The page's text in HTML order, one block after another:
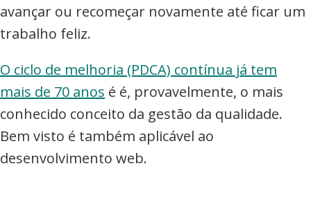
avançar ou recomeçar novamente até ficar um
trabalho feliz.
O ciclo de melhoria (PDCA) contínua já tem
mais de 70 anos é é, provavelmente, o mais
conhecido conceito da gestão da qualidade.
Bem visto é também aplicável ao
desenvolvimento web.